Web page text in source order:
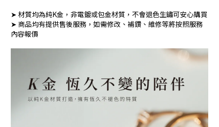
➤ 材質均為純K金，非電鍍或包金材質，不會退色生鏽可安心購買
➤ 商品均有提供售後服務，如需修改、補鑽、維修等將按照服務
內容報價